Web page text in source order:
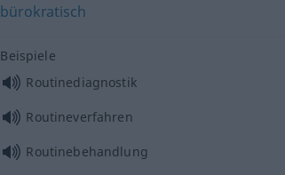
bürokratisch
Beispiele
Routinediagnostik
Routineverfahren
Routinebehandlung